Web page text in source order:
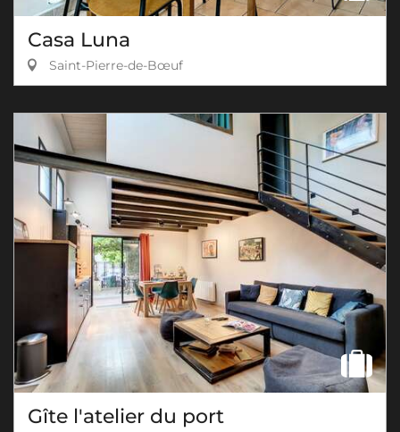
Casa Luna
Saint-Pierre-de-Bœuf
Gîte l'atelier du port